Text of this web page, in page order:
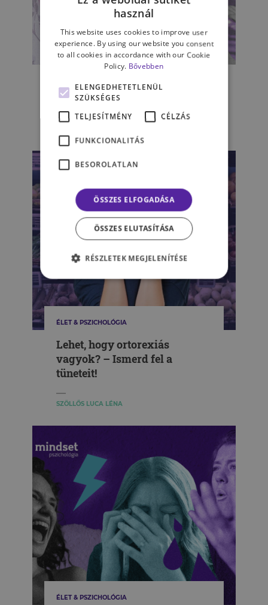
5 egyszerű szokás, amellyel
akár azonnal javíthatsz
mentális jólléteden
ÉLET & PSZICHOLÓGIA
Lehet, hogy ortorexiás
vagyok? – Ismerd fel a
tüneteit!
SZÖLLŐS LUCA LÉNA
ÉLET & PSZICHOLÓGIA
használ
This website uses cookies to improve user
experience. By using our website you consent
to all cookies in accordance with our Cookie
Policy. Bővebben
ELENGEDHETETLENÜL
SZÜKSÉGES
TELJESÍTMÉNY
CÉLZÁS
FUNKCIONALITÁS
BESOROLATLAN
ÖSSZES ELFOGADÁSA
ÖSSZES ELUTASÍTÁSA
RÉSZLETEK MEGJELENÍTÉSE